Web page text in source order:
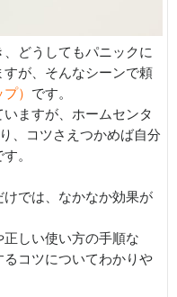
どうしてもパニックに
が、そんなシーンで頼
） です。
ますが、ホームセンタ
、コツさえつかめば自分
。
では、なかなか効果が
しい使い方の手順な
コツについてわかりや